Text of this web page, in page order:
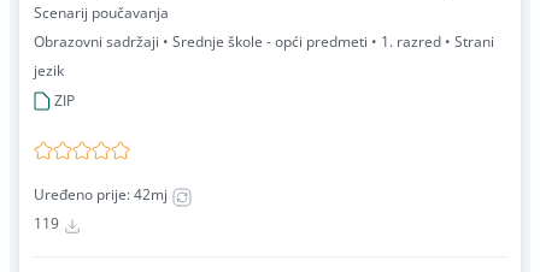
Scenarij poučavanja
Obrazovni sadržaji • Srednje škole - opći predmeti • 1. razred • Strani
jezik
ZIP
Uređeno prije: 42mj
119